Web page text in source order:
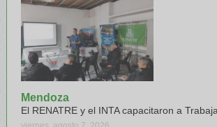
Mendoza
El RENATRE y el INTA capacitaron a